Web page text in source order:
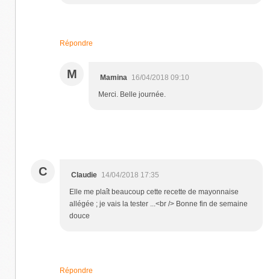
Répondre
M Mamina
16/04/2018 09:10
Merci. Belle journée.
C Claudie 14/04/2018 17:35
Elle me plaît beaucoup cette recette de mayonnaise
allégée ; je vais la tester ...<br /> Bonne fin de semaine
douce
Répondre